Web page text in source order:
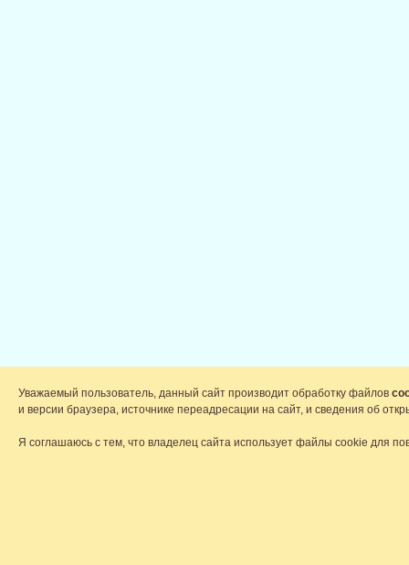
Уважаемый пользователь, данный сайт производит обработку файлов
и версии браузера, источнике переадресации на сайт, и сведения об
Я соглашаюсь с тем, что владелец сайта использует файлы cookie для